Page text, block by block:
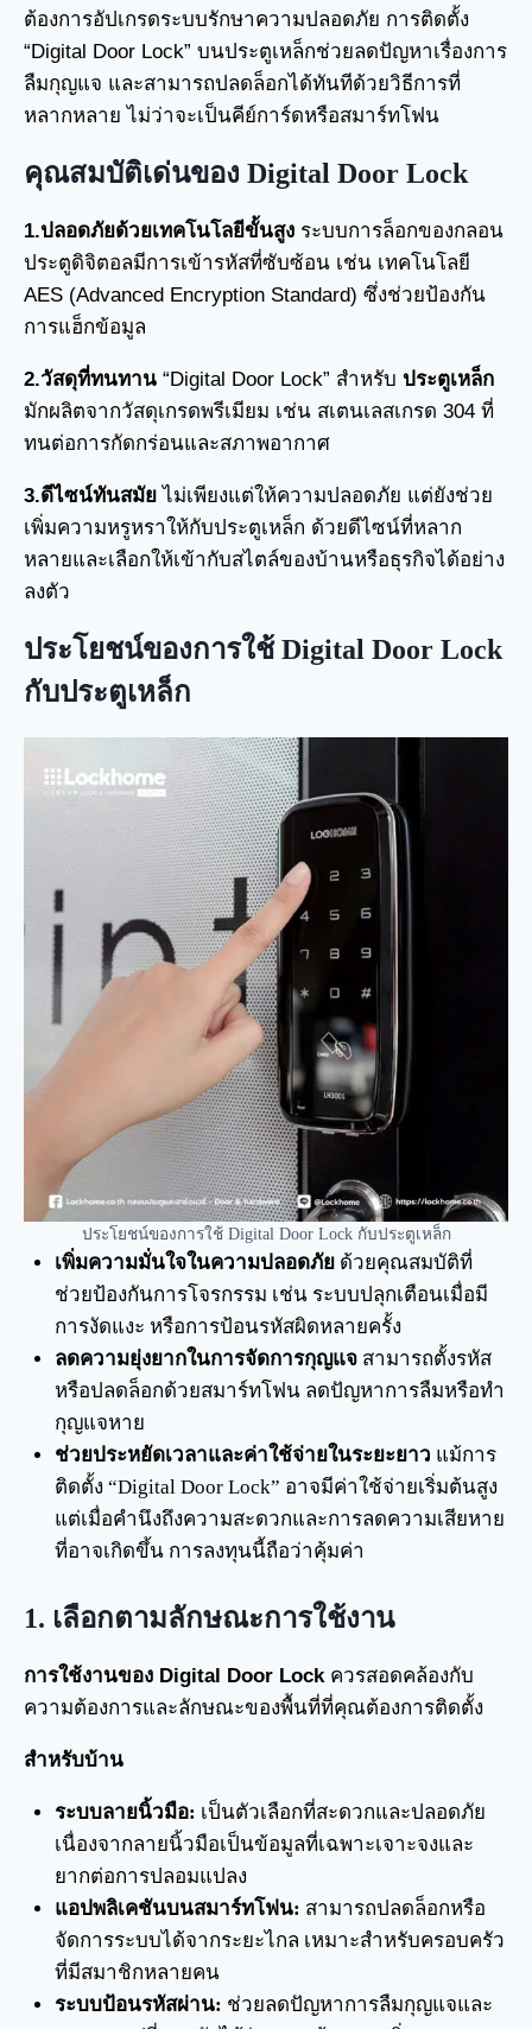
ต้องการอัปเกรดระบบรักษาความปลอดภัย การติดตั้ง
“Digital Door Lock” บนประตูเหล็กช่วยลดปัญหาเรื่องการ
ลืมกุญแจ และสามารถปลดล็อกได้ทันทีด้วยวิธีการที่
หลากหลาย ไม่ว่าจะเป็นคีย์การ์ดหรือสมาร์ทโฟน
คุณสมบัติเด่นของ Digital Door Lock
1.ปลอดภัยด้วยเทคโนโลยีขั้นสูง ระบบการล็อกของกลอน
ประตูดิจิตอลมีการเข้ารหัสที่ซับซ้อน เช่น เทคโนโลยี
AES (Advanced Encryption Standard) ซึ่งช่วยป้องกัน
การแฮ็กข้อมูล
2.วัสดุที่ทนทาน “Digital Door Lock” สำหรับ ประตูเหล็ก
มักผลิตจากวัสดุเกรดพรีเมียม เช่น สเตนเลสเกรด 304 ที่
ทนต่อการกัดกร่อนและสภาพอากาศ
3.ดีไซน์ทันสมัย ไม่เพียงแต่ให้ความปลอดภัย แต่ยังช่วย
เพิ่มความหรูหราให้กับประตูเหล็ก ด้วยดีไซน์ที่หลาก
หลายและเลือกให้เข้ากับสไตล์ของบ้านหรือธุรกิจได้อย่าง
ลงตัว
ประโยชน์ของการใช้ Digital Door Lock
กับประตูเหล็ก
ประโยชน์ของการใช้ Digital Door Lock กับประตูเหล็ก
เพิ่มความมั่นใจในความปลอดภัยด้วยคุณสมบัติที่
ช่วยป้องกันการโจรกรรม เช่น ระบบปลุกเตือนเมื่อมี
การงัดแงะ หรือการป้อนรหัสผิดหลายครั้ง
ลดความยุ่งยากในการจัดการกุญแจสามารถตั้งรหัส
หรือปลดล็อกด้วยสมาร์ทโฟน ลดปัญหาการลืมหรือทำ
กุญแจหาย
ช่วยประหยัดเวลาและค่าใช้จ่ายในระยะยาว แม้การ
ติดตั้ง “Digital Door Lock” อาจมีค่าใช้จ่ายเริ่มต้นสูง
แต่เมื่อคำนึงถึงความสะดวกและการลดความเสียหาย
ที่อาจเกิดขึ้น การลงทุนนี้ถือว่าคุ้มค่า
1. เลือกตามลักษณะการใช้งาน
การใช้งานของ Digital Door Lock ควรสอดคล้องกับ
ความต้องการและลักษณะของพื้นที่ที่คุณต้องการติดตั้ง
สำหรับบ้าน
ระบบลายนิ้วมือ: เป็นตัวเลือกที่สะดวกและปลอดภัย
เนื่องจากลายนิ้วมือเป็นข้อมูลที่เฉพาะเจาะจงและ
ยากต่อการปลอมแปลง
แอปพลิเคชันบนสมาร์ทโฟน: สามารถปลดล็อกหรือ
จัดการระบบได้จากระยะไกล เหมาะสำหรับครอบครัว
ที่มีสมาชิกหลายคน
ระบบป้อนรหัสผ่าน: ช่วยลดปัญหาการลืมกุญแจและ